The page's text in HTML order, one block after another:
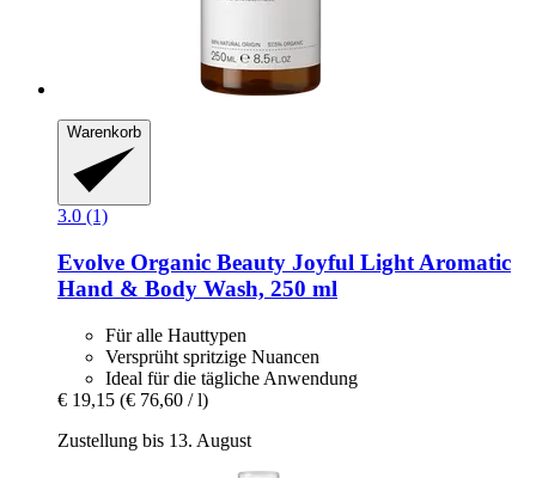
Warenkorb
3.0 (1)
Evolve Organic Beauty Joyful Light Aromatic
Hand & Body Wash, 250 ml
Für alle Hauttypen
Versprüht spritzige Nuancen
Ideal für die tägliche Anwendung
€ 19,15 (€ 76,60 / l)
Zustellung bis 13. August